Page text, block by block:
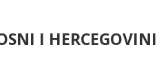
I HERCEGOVINI